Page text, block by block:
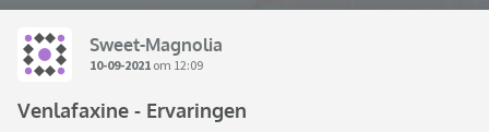
Sweet-Magnolia
10-09-2021 om 12:09
Venlafaxine - Ervaringen